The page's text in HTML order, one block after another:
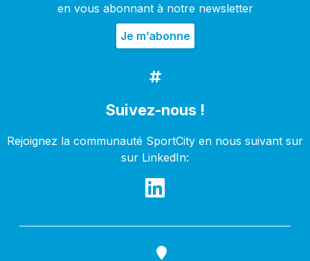
en vous abonnant à notre newsletter
Suivez-nous !
Rejoignez la communauté SportCity en nous suivant sur
sur LinkedIn: